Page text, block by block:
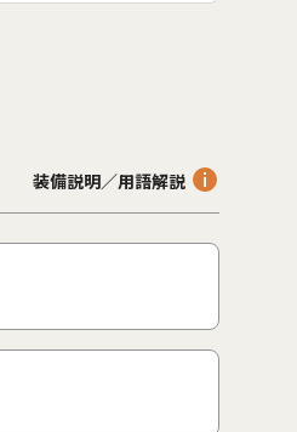
装備説明／用語解説